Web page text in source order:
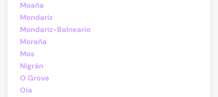
Moaña
Mondariz
Mondariz-Balneario
Moraña
Mos
Nigrán
O Grove
Oia